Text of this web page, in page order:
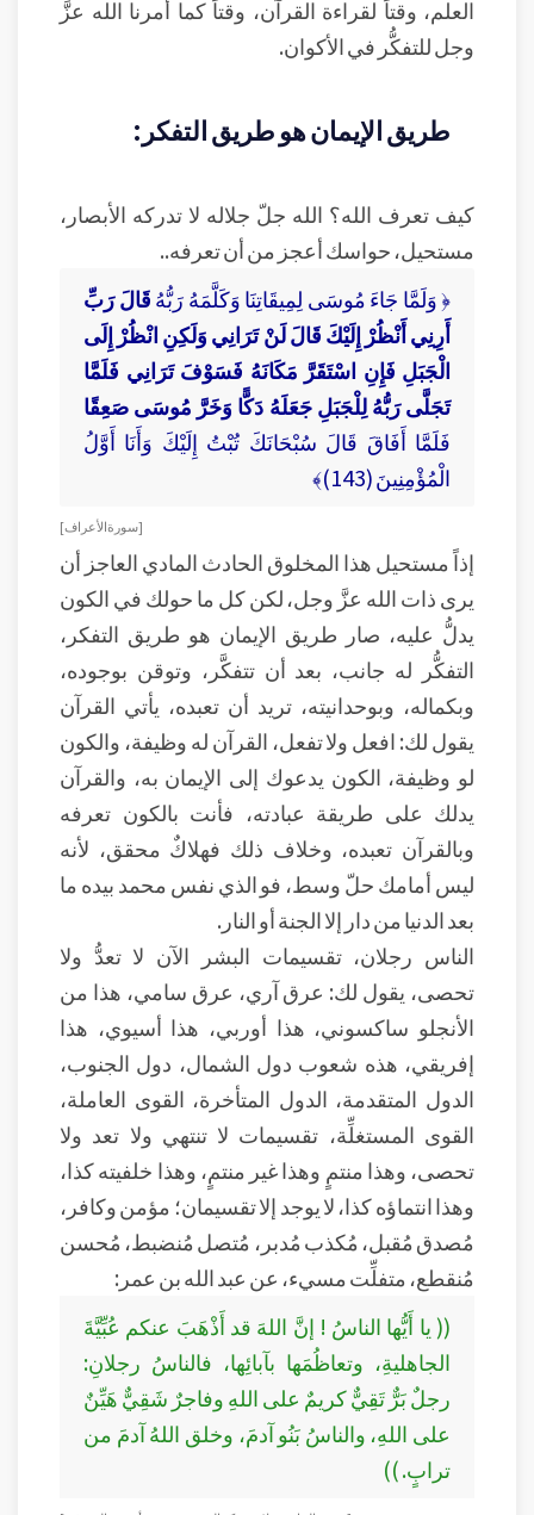
العلم، وقتاً لقراءة القرآن، وقتاً كما أمرنا الله عزَّ
وجل للتفكُّر في الأكوان.
طريق الإيمان هو طريق التفكر:
كيف تعرف الله؟ الله جلّ جلاله لا تدركه الأبصار،
مستحيل، حواسك أعجز من أن تعرفه..
﴿ وَلَمَّا جَاءَ مُوسَى لِمِيقَاتِنَا وَكَلَّمَهُ رَبُّهُقَالَ رَبِّ
أَرِنِي أَنْظُرْ إِلَيْكَ قَالَ لَنْ تَرَانِي وَلَكِنِ انْظُرْ إِلَى
الْجَبَلِ فَإِنِ اسْتَقَرَّ مَكَانَهُ فَسَوْفَ تَرَانِي فَلَمَّا
تَجَلَّى رَبُّهُ لِلْجَبَلِ جَعَلَهُ دَكًّا وَخَرَّ مُوسَى صَعِقًا
فَلَمَّا أَفَاقَ قَالَ سُبْحَانَكَ تُبْتُ إِلَيْكَ وَأَنَا أَوَّلُ
الْمُؤْمِنِينَ (143)﴾
[ سورة الأعراف ]
إذاً مستحيل هذا المخلوق الحادث المادي العاجز أن
يرى ذات الله عزَّ وجل، لكن كل ما حولك في الكون
يدلُّ عليه، صار طريق الإيمان هو طريق التفكر،
التفكُّر له جانب، بعد أن تتفكَّر، وتوقن بوجوده،
وبكماله، وبوحدانيته، تريد أن تعبده، يأتي القرآن
يقول لك: افعل ولا تفعل، القرآن له وظيفة، والكون
لو وظيفة، الكون يدعوك إلى الإيمان به، والقرآن
يدلك على طريقة عبادته، فأنت بالكون تعرفه
وبالقرآن تعبده، وخلاف ذلك فهلاكٌ محقق، لأنه
ليس أمامك حلّ وسط، فو الذي نفس محمد بيده ما
بعد الدنيا من دار إلا الجنة أو النار.
الناس رجلان، تقسيمات البشر الآن لا تعدُّ ولا
تحصى، يقول لك: عرق آري، عرق سامي، هذا من
الأنجلو ساكسوني، هذا أوربي، هذا أسيوي، هذا
إفريقي، هذه شعوب دول الشمال، دول الجنوب،
الدول المتقدمة، الدول المتأخرة، القوى العاملة،
القوى المستغلِّة، تقسيمات لا تنتهي ولا تعد ولا
تحصى، وهذا منتمٍ وهذا غير منتمٍ، وهذا خلفيته كذا،
وهذا انتماؤه كذا، لا يوجد إلا تقسيمان؛ مؤمن وكافر،
مُصدق مُقبل، مُكذب مُدبر، مُتصل مُنضبط، مُحسن
مُنقطع، متفلِّت مسيء، عن عبد الله بن عمر:
(( يا أَيُّها الناسُ ! إنَّ اللهَ قد أَذْهَبَ عنكم عُبِّيَّةَ
الجاهليةِ، وتعاظُمَها بآبائِها، فالناسُ رجلانِ:
رجلٌ بَرٌّ تَقِيٌّ كريمٌ على اللهِ وفاجرٌ شَقِيٌّ هَيِّنٌ
على اللهِ، والناسُ بَنُو آدمَ، وخلق اللهُ آدمَ من
ترابٍ. ))